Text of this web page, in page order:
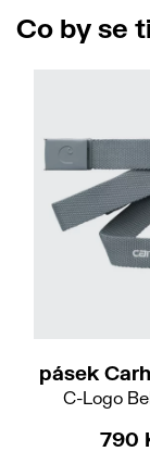
Co by se
pásek
C-Logo
790